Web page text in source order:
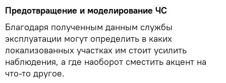
Предотвращение и моделирование ЧС
Благодаря полученным данным службы
эксплуатации могут определить в каких
локализованных участках им стоит усилить
наблюдения, а где наоборот сместить акцент на
что-то другое.